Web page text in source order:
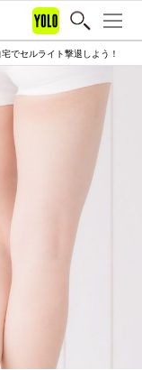
でセルライト撃退しよう！